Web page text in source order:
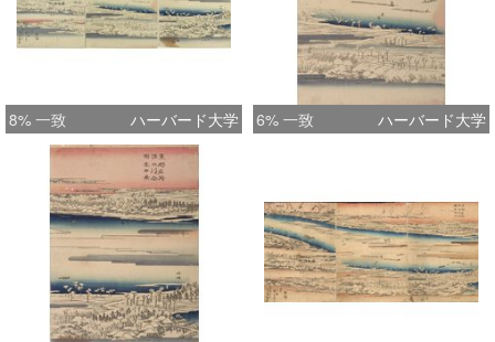
8% 一致 ハーバード大学 6% 一致 ハーバード大学